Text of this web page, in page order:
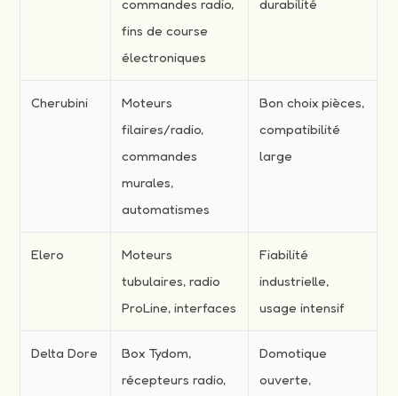
commandes radio,
fins de course
électroniques
durabilité
Cherubini
Moteurs
filaires/radio,
commandes
murales,
automatismes
Bon choix pièces,
compatibilité
large
Elero
Moteurs
tubulaires, radio
ProLine, interfaces
Fiabilité
industrielle,
usage intensif
Delta Dore
Box Tydom,
récepteurs radio,
Domotique
ouverte,